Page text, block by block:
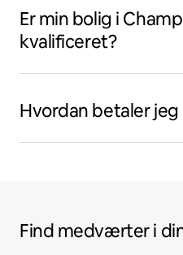
Er min bolig i
kvalificeret?
Hvordan betaler
Find medværter i